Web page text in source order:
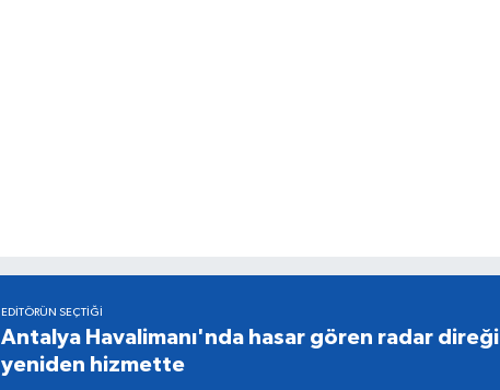
EDITÖRÜN SEÇTIĞI
Antalya Havalimanı'nda hasar gören radar direği
yeniden hizmette